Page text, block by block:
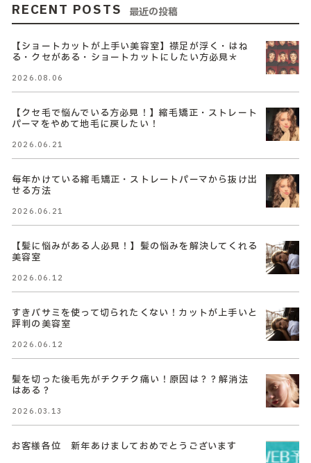
RECENT POSTS 最近の投稿
【ショートカットが上手い美容室】襟足が浮く・はね
る・クセがある・ショートカットにしたい方必見＊
2026.08.06
【クセ毛で悩んでいる方必見！】縮毛矯正・ストレート
パーマをやめて地毛に戻したい！
2026.06.21
毎年かけている縮毛矯正・ストレートパーマから抜け出
せる方法
2026.06.21
【髪に悩みがある人必見！】髪の悩みを解決してくれる
美容室
2026.06.12
すきバサミを使って切られたくない！カットが上手いと
評判の美容室
2026.06.12
髪を切った後毛先がチクチク痛い！原因は？？解消法
はある？
2026.03.13
お客様各位 新年あけましておめでとうございます